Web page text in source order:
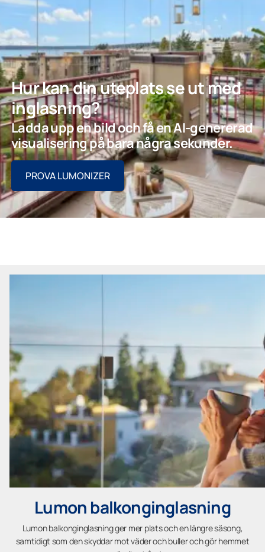
Hur kan din uteplats se ut med
inglasning?
Ladda upp en bild och få en AI-genererad
visualisering på bara några sekunder.
PROVA LUMONIZER
Lumon balkonginglasning
Lumon balkonginglasning ger mer plats och en längre säsong,
samtidigt som den skyddar mot väder och buller och gör hemmet